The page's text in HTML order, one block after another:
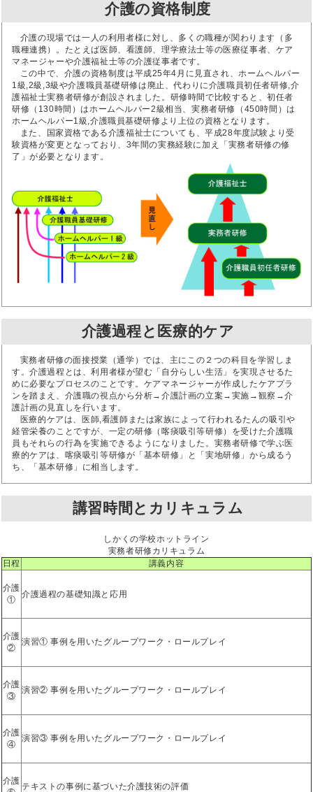
介護の資格制度
介護の現場では一人の利用者様に対し、多くの職種が関わります（多
職種連携）。たとえば医師、看護師、理学療法士等の医療従事者、ケア
マネージャーや介護福祉士等の介護従事者です。
この中で、介護の資格制度は平成25年4月に見直され、ホームヘルパー
1級,2級,3級や介護職員基礎研修は廃止、代わりに介護職員初任者研修,介
護福祉士実務者研修が創設されました。研修時間で比較すると、初任者
研修（130時間）はホームヘルパー2級相当、実務者研修（450時間）は
ホームヘルパー1級,介護職員基礎研修より上位の資格となります。
また、国家資格である介護福祉士についても、平成28年度試験より受
験資格が変更となっており、3年間の実務経験に加え「実務者研修の修
了」が必要となります。
介護過程と医療的ケア
実務者研修の面接授業（通学）では、主にこの２つの科目を学習しま
す。介護過程とは、利用者様が望む「自分らしい生活」を実現させるた
めに必要なプロセスのことです。ケアマネージャーが作成したケアプラ
ンを踏まえ、介護職の視点から分析→介護計画の立案→実施→観察→介
護計画の見直しを行います。
医療的ケアは、医師,看護師または家族によって行われるたんの吸引や
経管栄養のことですが、一定の研修（喀痰吸引等研修）を受けた介護職
員もそれらの行為を実施できるようになりました。実務者研修で学ぶ医
療的ケアは、喀痰吸引等研修が「基本研修」と「実地研修」から成るう
ち、「基本研修」に相当します。
講習時間とカリキュラム
しかくの学校ホットライン
実務者研修カリキュラム
日程
講義内容
介護
①
介護過程の基礎知識と応用
介護
②
演習① 事例を用いたグループワーク・ロールプレイ
介護
③
演習② 事例を用いたグループワーク・ロールプレイ
介護
④
演習③ 事例を用いたグループワーク・ロールプレイ
介護
テキストの事例に基づいた介護技術の評価